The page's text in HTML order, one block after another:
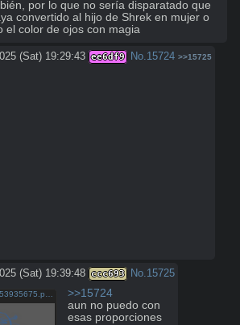
por lo que no sería disparatado que
convertido al hijo de Shrek en mujer o
el color de ojos con magia
(Sat) 19:29:43 ee6df9 No.15724 >>15725
(Sat) 19:39:48 ccc693 No.15725
>>15724
aun no puedo con
esas proporciones